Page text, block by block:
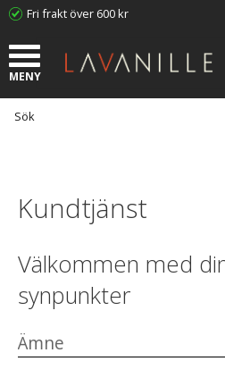
Fri frakt över 600 kr
Kundtjänst
Välkommen med
synpunkter